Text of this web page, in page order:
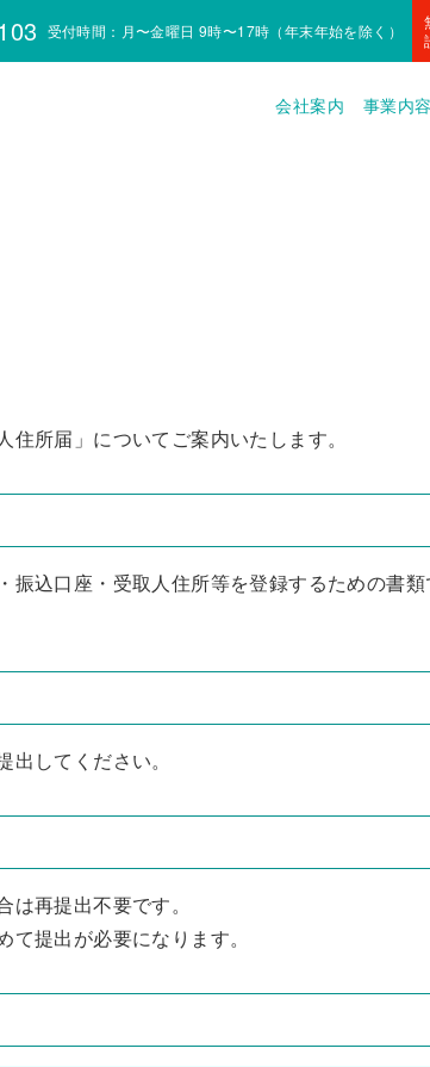
受付時間：月〜金曜日 9時〜17時（年末年始を除く）
会社案内 事業内
所届」についてご案内いたします。
振込口座・受取人住所等を登録するための書
してください。
再提出不要です。
提出が必要になります。